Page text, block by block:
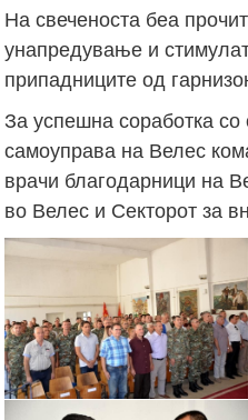
На свеченоста беа
унапредување и
припадниците од
За успешна соработка со
самоуправа на Велес
врачи благодарници на
во Велес и Секторот за